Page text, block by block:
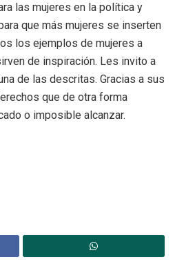
las mujeres en la política y
que más mujeres se inserten
los ejemplos de mujeres a
de inspiración. Les invito a
de las descritas. Gracias a sus
que de otra forma
o imposible alcanzar.